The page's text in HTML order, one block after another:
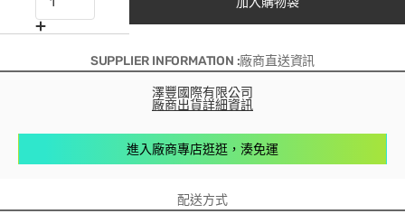
SUPPLIER INFORMATION :廠商直送資訊
澤豐國際有限公司
廠商出貨詳細資訊
進入廠商專店逛逛，湊免運
配送方式